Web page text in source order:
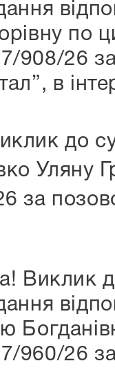
по
908/26
в
до
Уляну
за
Виклик
960/26